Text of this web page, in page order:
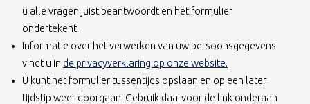
u alle vragen juist beantwoordt en het formulier
ondertekent.
Informatie over het verwerken van uw persoonsgegevens
vindt u in de privacyverklaring op onze website.
U kunt het formulier tussentijds opslaan en op een later
tijdstip weer doorgaan. Gebruik daarvoor de link onderaan